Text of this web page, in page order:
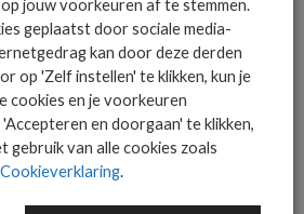
is snel. Mis
niets.
ICT nieuws in jouw
jouw voorkeuren af te stemmen.
geplaatst door sociale media-
kan door deze derden
op 'Zelf instellen' te klikken, kun je
cookies en je voorkeuren
en doorgaan' te klikken,
gebruik van alle cookies zoals
Cookieverklaring.